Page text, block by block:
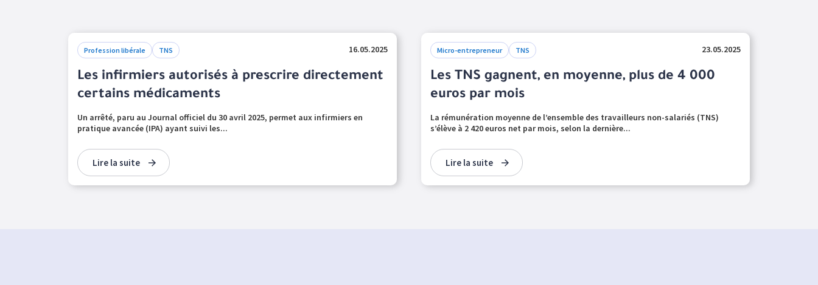
Profession libérale TNS 16.05.2025
Les infirmiers autorisés à prescrire directement
certains médicaments
Un arrêté, paru au Journal officiel du 30 avril 2025, permet aux infirmiers en
pratique avancée (IPA) ayant suivi les...
Lire la suite
Micro-entrepreneur TNS 23.05.2025
Les TNS gagnent, en moyenne, plus de 4 000
euros par mois
La rémunération moyenne de l’ensemble des travailleurs non-salariés (TNS)
s’élève à 2 420 euros net par mois, selon la dernière...
Lire la suite